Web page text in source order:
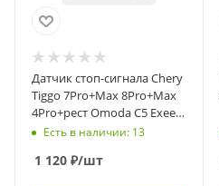
Датчик стоп-сигнала Chery
Tiggo 7Pro+Max 8Pro+Max
4Pro+рест Omoda C5 Exeed
LX/VX/TXL Jaecoo J7
Есть в наличии: 13
1 120 ₽/шт